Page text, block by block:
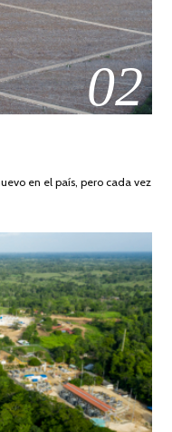
02
en el país, pero cada vez